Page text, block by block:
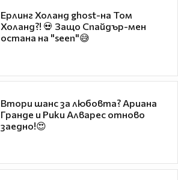
Ерлинг Холанд ghost-на Том
Холанд?! 💀 Защо Спайдър-мен
остана на "seen"😅
Втори шанс за любовта? Ариана
Гранде и Рики Алварес отново
заедно!😍